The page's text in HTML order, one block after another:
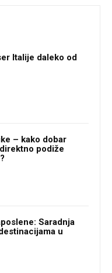
Italije daleko od
– kako dobar
podiže
Saradnja
u